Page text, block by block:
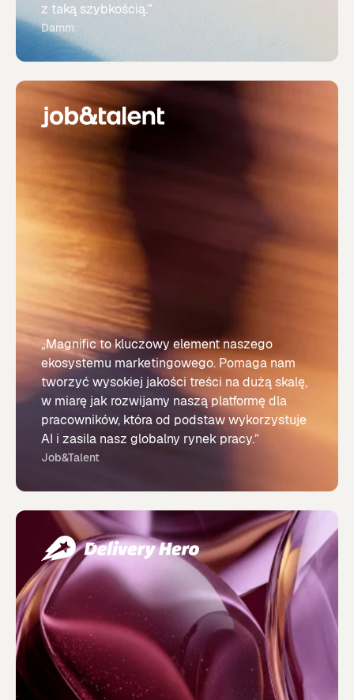
z taką szybkością."
Damm
„Magnific to kluczowy element naszego
ekosystemu marketingowego. Pomaga nam
tworzyć wysokiej jakości treści na dużą skalę,
w miarę jak rozwijamy naszą platformę dla
pracowników, która od podstaw wykorzystuje
AI i zasila nasz globalny rynek pracy.”
Job&Talent